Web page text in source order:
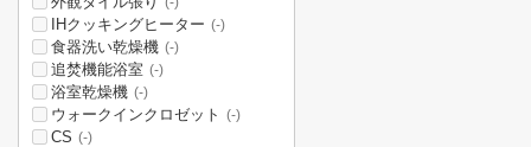
IHクッキングヒーター (-)
食器洗い乾燥機 (-)
追焚機能浴室 (-)
浴室乾燥機 (-)
ウォークインクロゼット (-)
CS (-)